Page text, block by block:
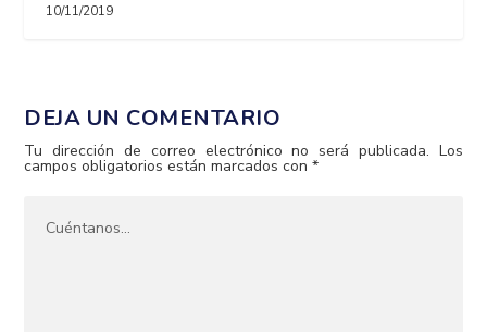
10/11/2019
DEJA UN COMENTARIO
Tu dirección de correo electrónico no será publicada. Los
campos obligatorios están marcados con*